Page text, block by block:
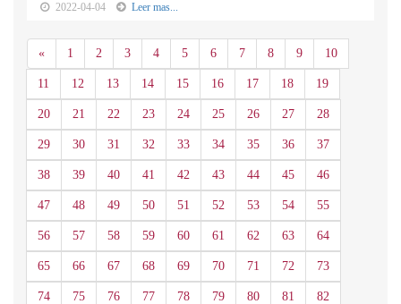
2022-04-04 Leer mas...
«Anterior
1 2 3 4 5 6 7 8 9 10
11 12 13 14 15 16 17 18 19
20 21 22 23 24 25 26 27 28
29 30 31 32 33 34 35 36 37
38 39 40 41 42 43 44 45 46
47 48 49 50 51 52 53 54 55
56 57 58 59 60 61 62 63 64
65 66 67 68 69 70 71 72 73
74 75 76 77 78 79 80 81 82